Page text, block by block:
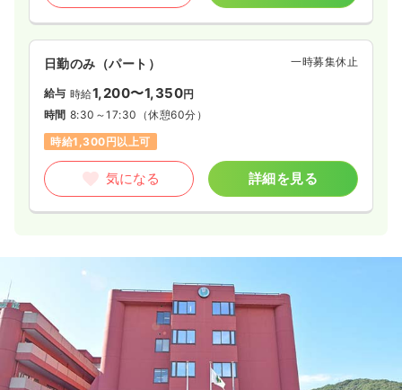
日勤のみ（パート） 一時募集休止
給与 時給1,200〜1,350円
時間 8:30～17:30 （休憩60分）
時給1,300円以上可
気になる 詳細を見る